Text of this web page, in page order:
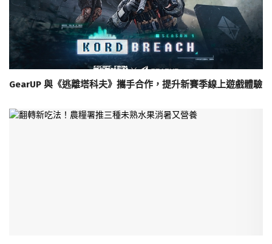
GearUP 與《逃離塔科夫》攜手合作，提升新賽季線上遊戲體驗